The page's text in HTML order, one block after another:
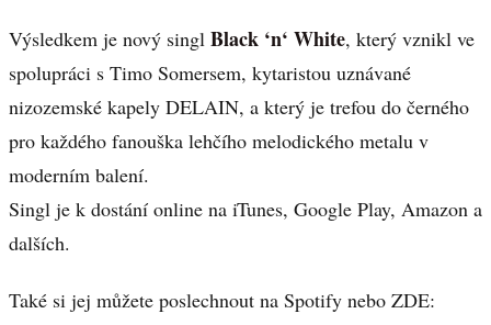
Výsledkem je nový singl Black ‘n‘ White, který vznikl ve
spolupráci s Timo Somersem, kytaristou uznávané
nizozemské kapely DELAIN, a který je trefou do černého
pro každého fanouška lehčího melodického metalu v
moderním balení.
Singl je k dostání online na iTunes, Google Play, Amazon a
dalších.
Také si jej můžete poslechnout na Spotify nebo ZDE: